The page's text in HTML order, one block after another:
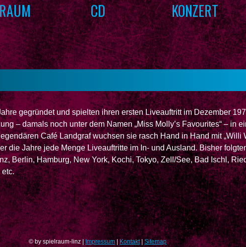
CD KONZERT
gegründet und spielten ihren ersten Liveauftritt im Dezember
– damals noch unter dem Namen „Miss Molly’s Favourites“ – in
Café Landgraf wuchsen sie rasch Hand in Hand mit „Willi
die Jahre jede Menge Liveauftritte im In- und Ausland. Bisher
Berlin, Hamburg, New York, Kochi, Tokyo, Zell/See, Bad Ischl,
etc.
© by spielraum-linz |Impressum|Kontakt|Sitemap